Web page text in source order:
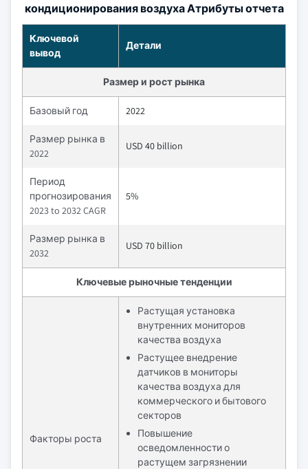
кондиционирования воздуха Атрибуты отчета
Ключевой
вывод
Детали
Размер и рост рынка
Базовый год 2022
Размер рынка в
2022
USD 40 billion
Период
прогнозирования
2023 to 2032 CAGR
5%
Размер рынка в
2032
USD 70 billion
Ключевые рыночные тенденции
Факторы роста
Растущая установка
внутренних мониторов
качества воздуха
Растущее внедрение
датчиков в мониторы
качества воздуха для
коммерческого и бытового
секторов
Повышение
осведомленности о
растущем загрязнении